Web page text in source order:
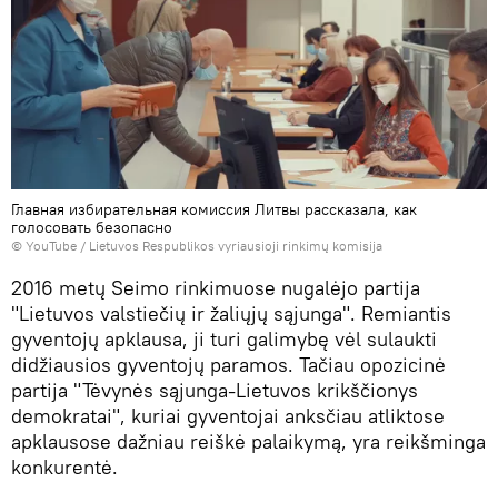
Главная избирательная комиссия Литвы рассказала, как
голосовать безопасно
© YouTube / Lietuvos Respublikos vyriausioji rinkimų komisija
2016 metų Seimo rinkimuose nugalėjo partija
"Lietuvos valstiečių ir žaliųjų sąjunga". Remiantis
gyventojų apklausa, ji turi galimybę vėl sulaukti
didžiausios gyventojų paramos. Tačiau opozicinė
partija "Tėvynės sąjunga-Lietuvos krikščionys
demokratai", kuriai gyventojai anksčiau atliktose
apklausose dažniau reiškė palaikymą, yra reikšminga
konkurentė.